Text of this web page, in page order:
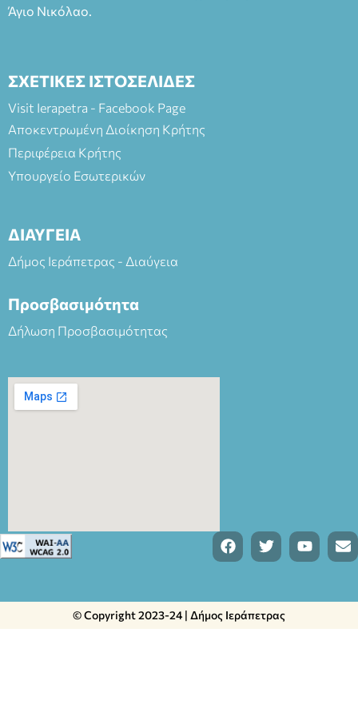
Άγιο Νικόλαο.
ΣΧΕΤΙΚΕΣ ΙΣΤΟΣΕΛΙΔΕΣ
Visit Ierapetra - Facebook Page
Αποκεντρωμένη Διοίκηση Κρήτης
Περιφέρεια Κρήτης
Υπουργείο Εσωτερικών
ΔΙΑΥΓΕΙΑ
Δήμος Ιεράπετρας - Διαύγεια
Προσβασιμότητα
Δήλωση Προσβασιμότητας
© Copyright 2023-24 | Δήμος Ιεράπετρας